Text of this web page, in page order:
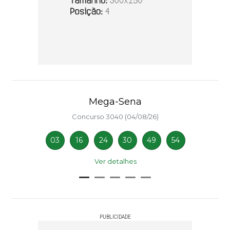
Mega-Sena
Concurso 3040 (04/08/26)
03 16 24 30 49 54
Ver detalhes
PUBLICIDADE